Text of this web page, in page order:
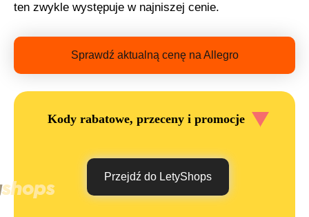
ten zwykle występuje w najniszej cenie.
Sprawdź aktualną cenę na Allegro
Kody rabatowe, przeceny i promocje
Przejdź do LetyShops